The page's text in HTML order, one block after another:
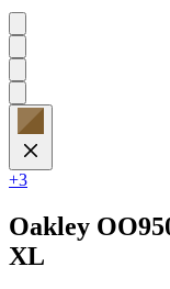
+3
Oakley
XL